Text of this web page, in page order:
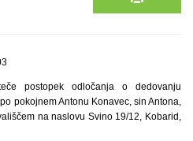
postopek odločanja o dedovanju
pokojnem Antonu Konavec, sin Antona,
na naslovu Svino 19/12, Kobarid,